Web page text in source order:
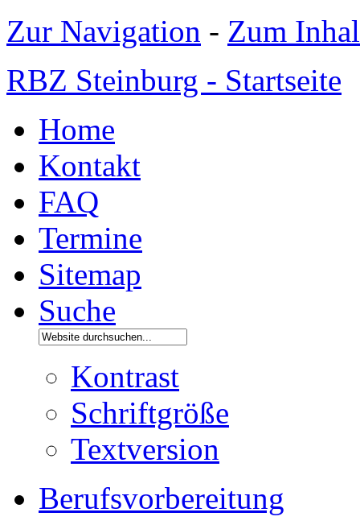
Zur Navigation - Zum
RBZ Steinburg - Startseite
Home
Kontakt
FAQ
Termine
Sitemap
Suche
Kontrast
Schriftgröße
Textversion
Berufsvorbereitung